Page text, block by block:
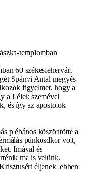
templomban
60 székesfehérvári
Spányi Antal megyés
figyelmét, hogy a
a Lélek szemével
és így az apostolok
plébános köszöntötte a
pünkösdkor volt,
Imával és
ma is velünk.
éljenek, ebben